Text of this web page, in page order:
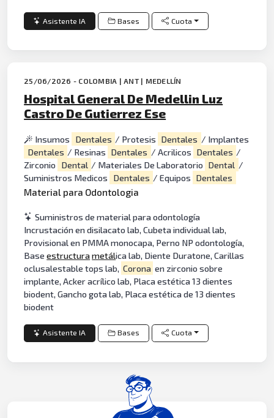
Asistente IA Bases Cuota
25/06/2026 - COLOMBIA | ANT | MEDELLÍN
Hospital General De Medellin Luz
Castro De Gutierrez Ese
Insumos Dentales / Protesis Dentales / Implantes
Dentales / Resinas Dentales / Acrilicos Dentales /
Zirconio
Dental / Materiales De Laboratorio Dental /
Suministros Medicos
Dentales / Equipos Dentales
Material para Odontologia
Suministros de material para odontología
Incrustación en disilacato lab, Cubeta individual lab,
Provisional en PMMA monocapa, Perno NP odontología,
Baseestructurametálica lab, Diente Duratone, Carillas
oclusalestable tops lab, Corona en zirconio sobre
implante, Acker acrílico lab, Placa estética 13 dientes
biodent, Gancho gota lab, Placa estética de 13 dientes
biodent
Asistente IA Bases Cuota